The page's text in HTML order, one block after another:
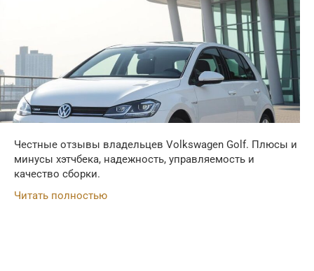
Честные отзывы владельцев Volkswagen Golf. Плюсы и
минусы хэтчбека, надежность, управляемость и
качество сборки.
Читать полностью